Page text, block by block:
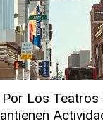
Los Teatros